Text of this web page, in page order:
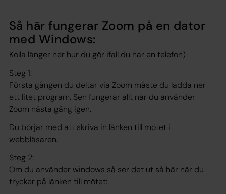
Så här fungerar Zoom på en dator
med Windows:
Kolla länger ner hur du gör ifall du har en telefon)
Steg 1:
Första gången du deltar via Zoom måste du ladda ner
ett litet program. Sen fungerar allt när du använder
Zoom nästa gång igen.
Du börjar med att skriva in länken till mötet i
webbläsaren.
Steg 2:
Om du använder windows så ser det ut så här när du
trycker på länken till mötet: